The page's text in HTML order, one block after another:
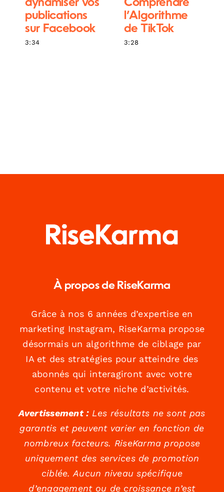
dynamiser vos
publications
sur Facebook
3:34
Comprendre
l’Algorithme
de TikTok
3:28
À propos de RiseKarma
Grâce à nos 6 années d’expertise en
marketing Instagram, RiseKarma propose
désormais un algorithme de ciblage par
IA et des stratégies pour atteindre des
abonnés qui interagiront avec votre
contenu et votre niche d’activités.
Avertissement :Les résultats ne sont pas
garantis et peuvent varier en fonction de
nombreux facteurs. RiseKarma propose
uniquement des services de promotion
ciblée. Aucun niveau spécifique
d’engagement ou de croissance n’est